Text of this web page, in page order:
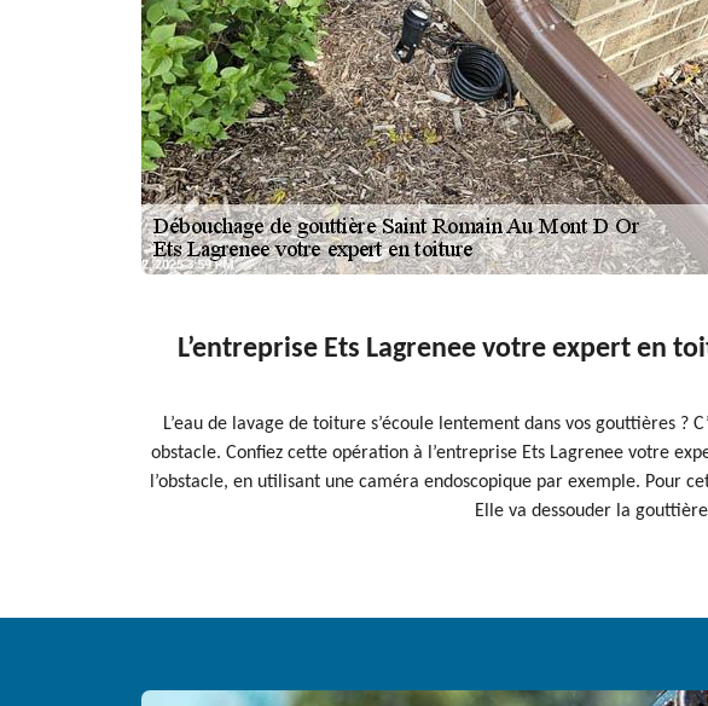
L’entreprise Ets Lagrenee votre expert en
L’eau de lavage de toiture s’écoule lentement dans vos gouttières
obstacle. Confiez cette opération à l’entreprise Ets Lagrenee votre
l’obstacle, en utilisant une caméra endoscopique par exemple. Pour
Elle va dessouder la